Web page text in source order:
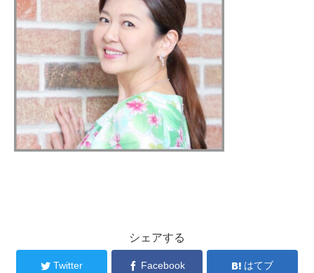
シェアする
Twitter Facebook はてブ